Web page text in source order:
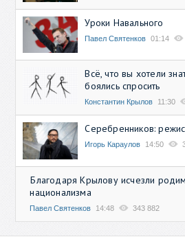
Уроки Навального
Павел Святенков 01:14
Всё, что вы хотели
боялись спросить
Константин Крылов 11:30
Серебренников:
Игорь Караулов 14:50
Благодаря Крылову исчезли
национализма
Павел Святенков 14:48 343 882